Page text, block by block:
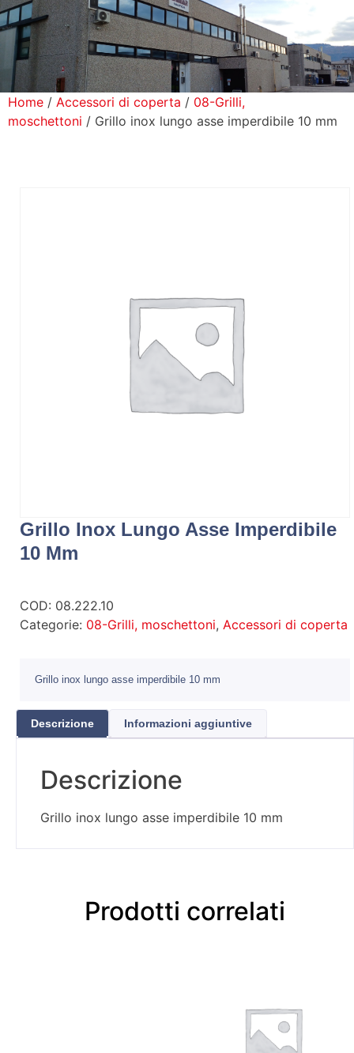
Prodotti
Home / Accessori di coperta / 08-Grilli,
moschettoni / Grillo inox lungo asse imperdibile 10 mm
Grillo Inox Lungo Asse Imperdibile
10 Mm
COD: 08.222.10
Categorie: 08-Grilli, moschettoni, Accessori di coperta
Grillo inox lungo asse imperdibile 10 mm
Descrizione Informazioni aggiuntive
Descrizione
Grillo inox lungo asse imperdibile 10 mm
Prodotti correlati